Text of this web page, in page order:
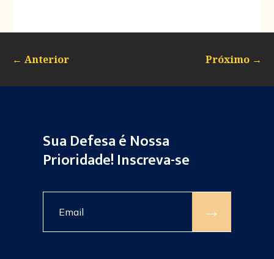
← Anterior Próximo →
Sua Defesa é Nossa
Prioridade! Inscreva-se
→